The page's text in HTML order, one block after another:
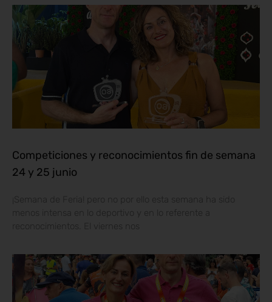
Competiciones y reconocimientos fin de semana
24 y 25 junio
¡Semana de Feria! pero no por ello esta semana ha sido
menos intensa en lo deportivo y en lo referente a